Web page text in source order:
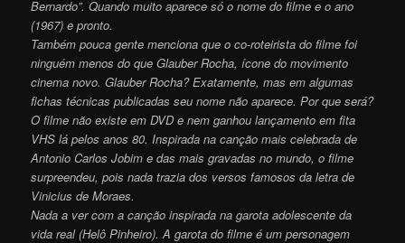
Bernardo”. Quando muito aparece só o nome do filme e o ano
(1967) e pronto.
Também pouca gente menciona que o co-roteirista do filme foi
ninguém menos do que Glauber Rocha, ícone do movimento
cinema novo. Glauber Rocha? Exatamente, mas em algumas
fichas técnicas publicadas seu nome não aparece. Por que será?
O filme não existe em DVD e nem ganhou lançamento em fita
VHS lá pelos anos 80. Inspirada na canção mais celebrada de
Antonio Carlos Jobim e das mais gravadas no mundo, o filme
surpreendeu, pois nada trazia dos versos famosos da letra de
Vinicius de Moraes.
Nada a ver com a canção inspirada na garota adolescente da
vida real (Helô Pinheiro). A garota do filme é um personagem